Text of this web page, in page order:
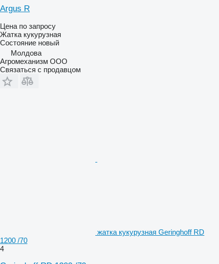
Argus R
Цена по запросу
Жатка кукурузная
Состояние новый
Молдова
Агромеханизм ООО
Связаться с продавцом
жатка кукурузная Geringhoff RD
1200 /70
4